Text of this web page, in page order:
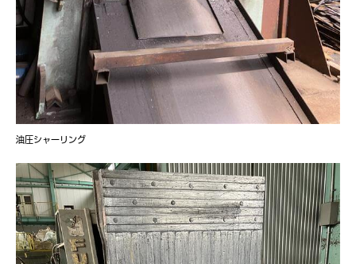
油圧シャーリング